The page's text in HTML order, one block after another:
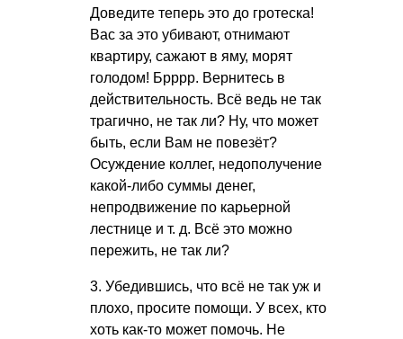
Доведите теперь это до гротеска!
Вас за это убивают, отнимают
квартиру, сажают в яму, морят
голодом! Брррр. Вернитесь в
действительность. Всё ведь не так
трагично, не так ли? Ну, что может
быть, если Вам не повезёт?
Осуждение коллег, недополучение
какой-либо суммы денег,
непродвижение по карьерной
лестнице и т. д. Всё это можно
пережить, не так ли?
3. Убедившись, что всё не так уж и
плохо, просите помощи. У всех, кто
хоть как-то может помочь. Не